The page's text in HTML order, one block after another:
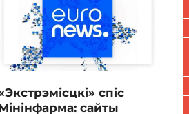
спіс
сайты